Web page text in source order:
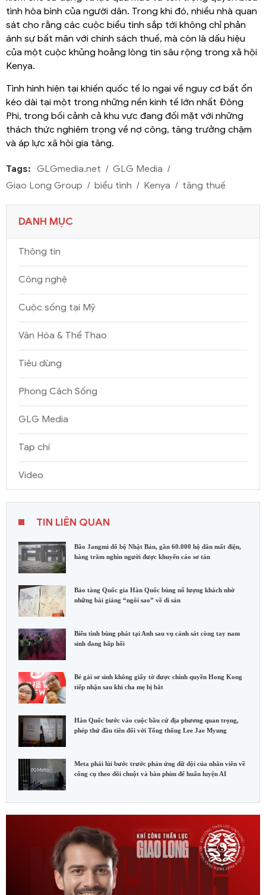
tình hòa bình của người dân. Trong khi đó, nhiều nhà quan
sát cho rằng các cuộc biểu tình sắp tới không chỉ phản
ánh sự bất mãn với chính sách thuế, mà còn là dấu hiệu
của một cuộc khủng hoảng lòng tin sâu rộng trong xã hội
Kenya.
Tình hình hiện tại khiến quốc tế lo ngại về nguy cơ bất ổn
kéo dài tại một trong những nền kinh tế lớn nhất Đông
Phi, trong bối cảnh cả khu vực đang đối mặt với những
thách thức nghiêm trọng về nợ công, tăng trưởng chậm
và áp lực xã hội gia tăng.
Tags: GLGmedia.net
GLG Media
Giao Long Group
biểu tình Kenya tăng thuế
DANH MỤC
Thông tin
Công nghệ
Cuộc sống tại Mỹ
Văn Hóa & Thể Thao
Tiêu dùng
Phong Cách Sống
GLG Media
Tạp chí
Video
TIN LIÊN QUAN
Bão Jangmi đổ bộ Nhật Bản, gần 60.000 hộ dân mất điện,
hàng trăm nghìn người được khuyến cáo sơ tán
Bảo tàng Quốc gia Hàn Quốc bùng nổ lượng khách nhờ
những bài giảng “ngôi sao” về di sản
Biểu tình bùng phát tại Anh sau vụ cảnh sát còng tay nam
sinh đang hấp hối
Bé gái sơ sinh không giấy tờ được chính quyền Hong Kong
tiếp nhận sau khi cha mẹ bị bắt
Hàn Quốc bước vào cuộc bầu cử địa phương quan trọng,
phép thử đầu tiên đối với Tổng thống Lee Jae Myung
Meta phải lùi bước trước phản ứng dữ dội của nhân viên về
công cụ theo dõi chuột và bàn phím để huấn luyện AI